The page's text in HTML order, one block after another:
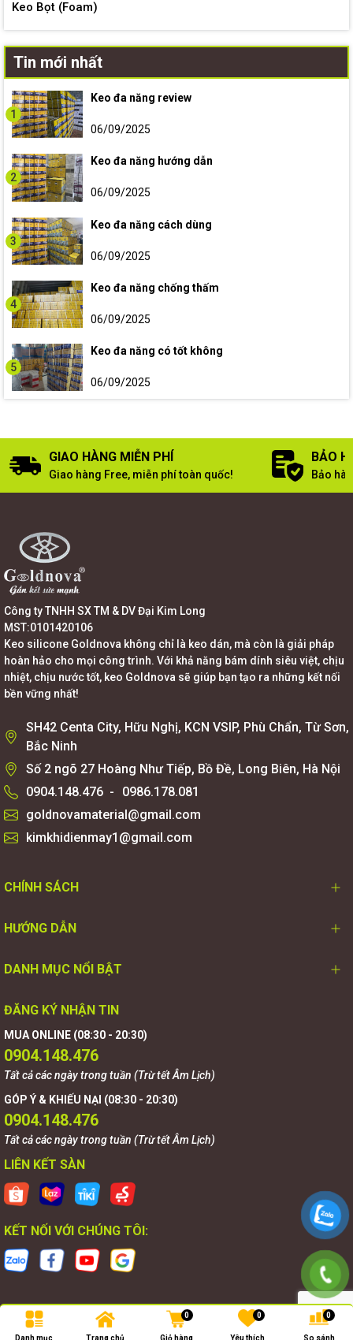
Keo Bọt (Foam)
Tin mới nhất
1
Keo đa năng review
06/09/2025
2
Keo đa năng hướng dẫn
06/09/2025
3
Keo đa năng cách dùng
06/09/2025
4
Keo đa năng chống thấm
06/09/2025
5
Keo đa năng có tốt không
06/09/2025
GIAO HÀNG MIỄN PHÍ
Giao hàng Free, miễn phí toàn quốc!
BẢO
Bảo
Công ty TNHH SX TM & DV Đại Kim Long
MST:0101420106
Keo silicone Goldnova không chỉ là keo dán, mà còn là giải pháp
hoàn hảo cho mọi công trình. Với khả năng bám dính siêu việt, chịu
nhiệt, chịu nước tốt, keo Goldnova sẽ giúp bạn tạo ra những kết nối
bền vững nhất!
SH42 Centa City, Hữu Nghị, KCN VSIP, Phù Chẩn, Từ Sơn,
Bắc Ninh
Số 2 ngõ 27 Hoàng Như Tiếp, Bồ Đề, Long Biên, Hà Nội
0904.148.476 -
0986.178.081
goldnovamaterial@gmail.com
kimkhidienmay1@gmail.com
CHÍNH SÁCH
HƯỚNG DẪN
DANH MỤC NỔI BẬT
ĐĂNG KÝ NHẬN TIN
MUA ONLINE (08:30 - 20:30)
0904.148.476
Tất cả các ngày trong tuần (Trừ tết Âm Lịch)
GÓP Ý & KHIẾU NẠI (08:30 - 20:30)
0904.148.476
Tất cả các ngày trong tuần (Trừ tết Âm Lịch)
LIÊN KẾT SÀN
KẾT NỐI VỚI CHÚNG TÔI:
Bản quyền thuộc về Goldnova
Danh mục Trang chủ Giỏ hàng
0
Yêu thích
0
So sánh
0